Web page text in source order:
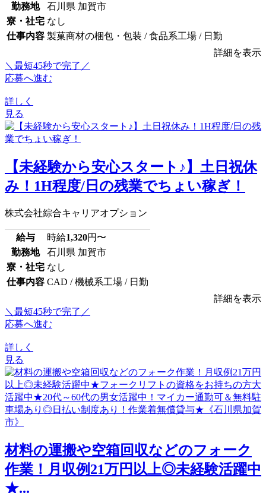
勤務地
石川県 加賀市
寮・社宅 なし
仕事内容 製菓商材の梱包・包装 / 食品系工場 / 日勤
詳細を表示
＼最短45秒で完了／
応募へ進む
詳しく
見る
【未経験から安心スタート♪】土日祝休
み！1H程度/日の残業でちょい稼ぎ！
株式会社綜合キャリアオプション
給与 時給1,320円〜
勤務地
石川県 加賀市
寮・社宅 なし
仕事内容 CAD / 機械系工場 / 日勤
詳細を表示
＼最短45秒で完了／
応募へ進む
詳しく
見る
材料の運搬や空箱回収などのフォーク
作業！月収例21万円以上◎未経験活躍中
★...